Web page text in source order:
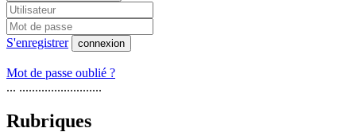
S'enregistrer connexion
Mot de passe oublié ?
... ..........................
Rubriques